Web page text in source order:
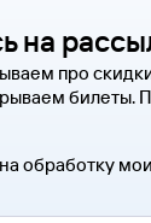
на
про
билеты.
на обработку